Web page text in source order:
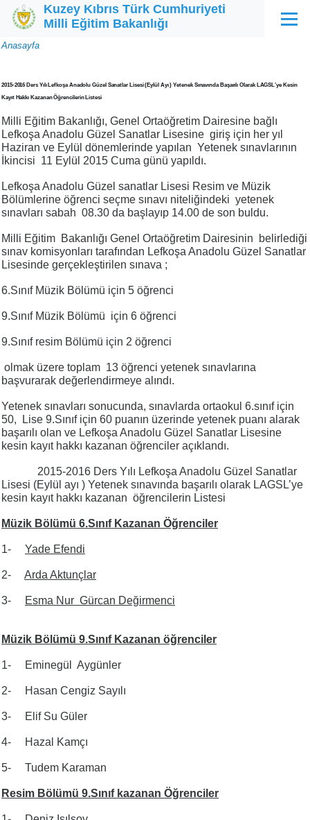
Ana içeriğe atla
Kuzey Kıbrıs Türk Cumhuriyeti
Milli Eğitim Bakanlığı
Menü
Sayfa
Anasayfa
2015-2016 Ders Yılı Lefkoşa Anadolu Güzel Sanatlar Lisesi (Eylül Ayı ) Yetenek Sınavında Başarılı Olarak LAGSL’ye Kesin
Kayıt Hakkı Kazanan Öğrencilerin Listesi
Milli Eğitim Bakanlığı, Genel Ortaöğretim Dairesine bağlı
Lefkoşa Anadolu Güzel Sanatlar Lisesine giriş için her yıl
Haziran ve Eylül dönemlerinde yapılan Yetenek sınavlarının
İkincisi 11 Eylül 2015 Cuma günü yapıldı.
Lefkoşa Anadolu Güzel sanatlar Lisesi Resim ve Müzik
Bölümlerine öğrenci seçme sınavı niteliğindeki yetenek
sınavları sabah 08.30 da başlayıp 14.00 de son buldu.
Milli Eğitim Bakanlığı Genel Ortaöğretim Dairesinin belirlediği
sınav komisyonları tarafından Lefkoşa Anadolu Güzel Sanatlar
Lisesinde gerçekleştirilen sınava ;
6.Sınıf Müzik Bölümü için 5 öğrenci
9.Sınıf Müzik Bölümü için 6 öğrenci
9.Sınıf resim Bölümü için 2 öğrenci
olmak üzere toplam 13 öğrenci yetenek sınavlarına
başvurarak değerlendirmeye alındı.
Yetenek sınavları sonucunda, sınavlarda ortaokul 6.sınıf için
50, Lise 9.Sınıf için 60 puanın üzerinde yetenek puanı alarak
başarılı olan ve Lefkoşa Anadolu Güzel Sanatlar Lisesine
kesin kayıt hakkı kazanan öğrenciler açıklandı.
2015-2016 Ders Yılı Lefkoşa Anadolu Güzel Sanatlar
Lisesi (Eylül ayı ) Yetenek sınavında başarılı olarak LAGSL’ye
kesin kayıt hakkı kazanan öğrencilerin Listesi
Müzik Bölümü 6.Sınıf Kazanan Öğrenciler
1- Yade Efendi
2- Arda Aktunçlar
3- Esma Nur Gürcan Değirmenci
Müzik Bölümü 9.Sınıf Kazanan öğrenciler
1- Eminegül Aygünler
2- Hasan Cengiz Sayılı
3- Elif Su Güler
4- Hazal Kamçı
5- Tudem Karaman
Resim Bölümü 9.Sınıf kazanan Öğrenciler